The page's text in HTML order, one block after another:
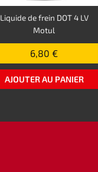
Liquide de frein DOT 4 LV
Motul
6,80 €
AJOUTER AU PANIER